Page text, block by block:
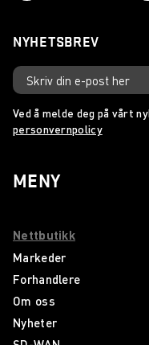
NYHETSBREV
Ved å melde deg på vårt
personvernpolicy
MENY
Nettbutikk
Markeder
Forhandlere
Om oss
Nyheter